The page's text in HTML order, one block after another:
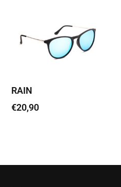
RAIN
€20,90